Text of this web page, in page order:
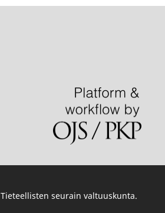
Tieteellisten seurain valtuuskunta.